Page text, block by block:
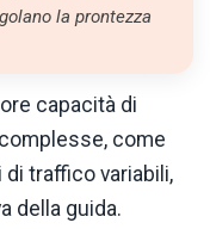
la prontezza
capacità di
come
traffico variabili,
della guida.